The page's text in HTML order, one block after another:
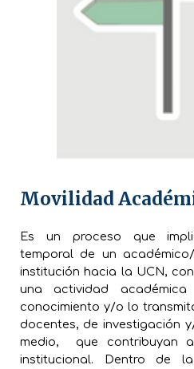
Movilidad
Es un proceso que
temporal de un
institución hacia la UCN,
una actividad
conocimiento y/o lo
docentes, de investigación
medio, que contribuyan
institucional. Dentro de